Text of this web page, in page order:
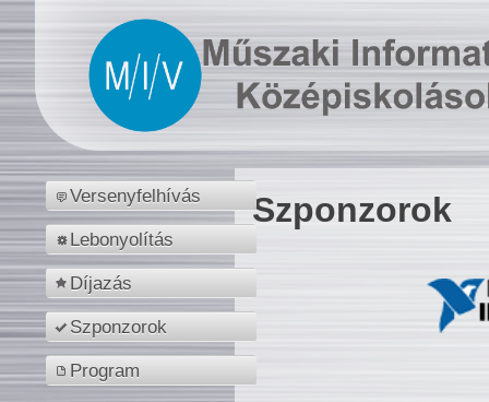
Versenyfelhívás
Lebonyolítás
Díjazás
Szponzorok
Program
Szponzorok